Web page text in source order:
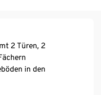
2 Türen, 2
in den